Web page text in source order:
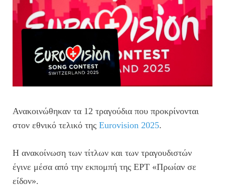
Ανακοινώθηκαν τα 12 τραγούδια που προκρίνονται
στον εθνικό τελικό της Eurovision 2025.
Η ανακοίνωση των τίτλων και των τραγουδιστών
έγινε μέσα από την εκπομπή της ΕΡΤ «Πρωίαν σε
είδον».